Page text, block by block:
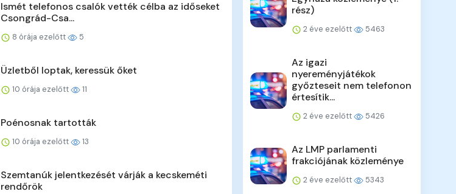
Ismét telefonos csalók vették célba az időseket
Csongrád-Csa...
8 órája ezelőtt 5
Üzletből loptak, keressük őket
10 órája ezelőtt 11
Poénosnak tartották
10 órája ezelőtt 13
Szemtanúk jelentkezését várják a kecskeméti
rendőrök
rész)
2 éve ezelőtt 5463
Az igazi
nyereményjátékok
győzteseit nem telefonon
értesítik...
2 éve ezelőtt 5426
Az LMP parlamenti
frakciójának közleménye
2 éve ezelőtt 5343